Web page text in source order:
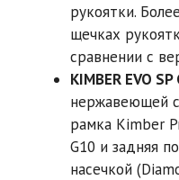
рукоятки.
щечках
сравнении с
KIMBER EVO SP
нержавеющей
рамка Kimber
G10 и задняя
насечкой